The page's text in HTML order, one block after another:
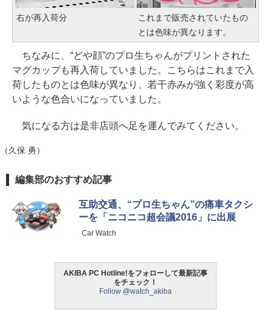
右が再入荷分
これまで販売されていたもの
とは色味が異なります。
ちなみに、“どや顔”のプロ生ちゃんがプリントされた
マグカップも再入荷していました。こちらはこれまで入
荷したものとは色味が異なり、若干赤みが強く彩度が高
いような色合いになっていました。
気になる方は是非店頭へ足を運んでみてください。
（久保 勇）
編集部のおすすめ記事
互助交通、“プロ生ちゃん”の痛車タクシ
ーを「ニコニコ超会議2016」に出展
Car Watch
AKIBA PC Hotline!をフォローして最新記事
をチェック！
Follow @watch_akiba